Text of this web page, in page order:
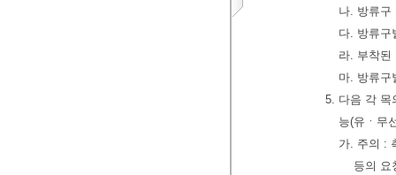
나. 방류
다. 방류
라. 부착된
마. 방류구
5. 다음 각 목
능(유ㆍ무
가. 주의 :
등의 요